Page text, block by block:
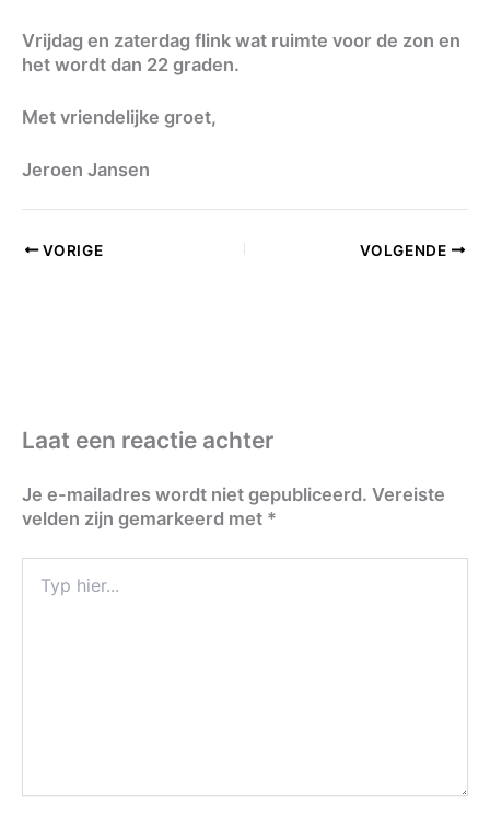
Vrijdag en zaterdag flink wat ruimte voor de zon en
het wordt dan 22 graden.
Met vriendelijke groet,
Jeroen Jansen
VORIGE VOLGENDE
Laat een reactie achter
Je e-mailadres wordt niet gepubliceerd. Vereiste
velden zijn gemarkeerd met *
hier...